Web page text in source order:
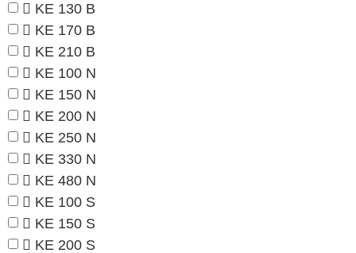
KE 130 B
KE 170 B
KE 210 B
KE 100 N
KE 150 N
KE 200 N
KE 250 N
KE 330 N
KE 480 N
KE 100 S
KE 150 S
KE 200 S